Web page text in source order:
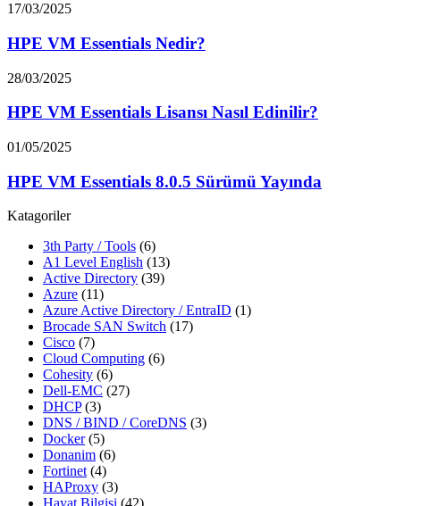
17/03/2025
HPE VM Essentials Nedir?
28/03/2025
HPE VM Essentials Lisansı Nasıl Edinilir?
01/05/2025
HPE VM Essentials 8.0.5 Sürümü Yayında
Katagoriler
3th Party / Tools (6)
A1 Level English (13)
Active Directory (39)
Azure (11)
Azure Active Directory / EntraID (1)
Brocade SAN Switch (17)
Cisco (7)
Cloud Computing (6)
Cohesity (6)
Dell-EMC (27)
DHCP(3)
DNS / BIND / CoreDNS (3)
Docker(5)
Donanim (6)
Fortinet (4)
HAProxy (3)